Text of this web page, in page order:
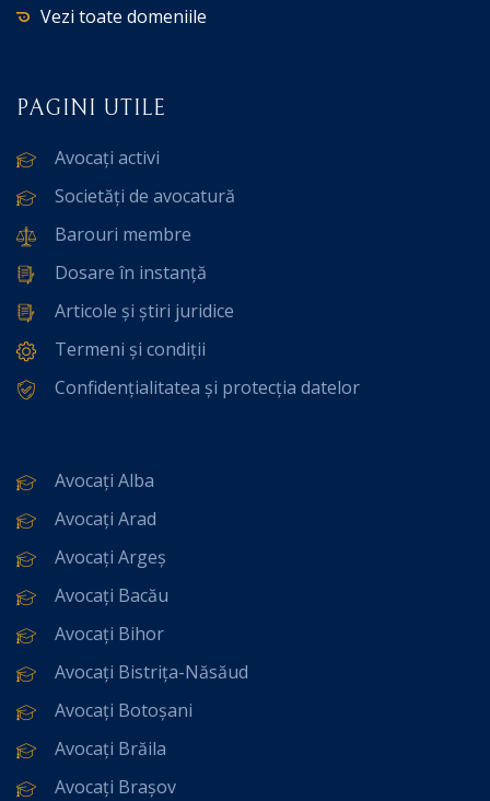
Vezi toate domeniile
PAGINI UTILE
Avocați activi
Societăți de avocatură
Barouri membre
Dosare în instanță
Articole și știri juridice
Termeni și condiții
Confidențialitatea și protecția datelor
Avocați Alba
Avocați Arad
Avocați Argeș
Avocați Bacău
Avocați Bihor
Avocați Bistrița-Năsăud
Avocați Botoșani
Avocați Brăila
Avocați Brașov